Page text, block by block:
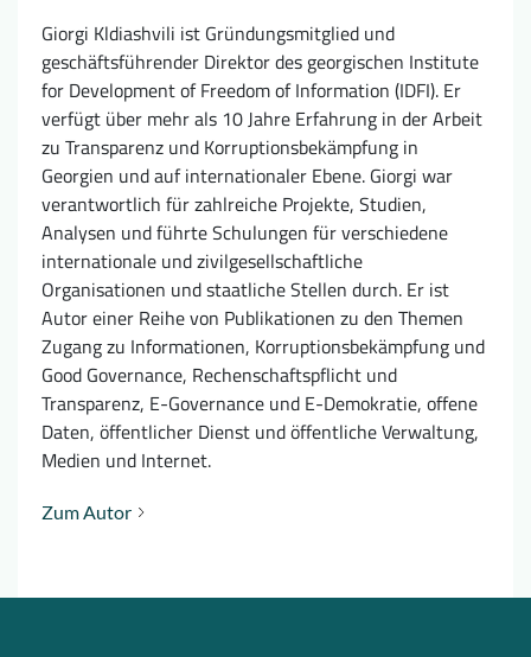
Giorgi Kldiashvili ist Gründungsmitglied und
geschäftsführender Direktor des georgischen Institute
for Development of Freedom of Information (IDFI). Er
verfügt über mehr als 10 Jahre Erfahrung in der Arbeit
zu Transparenz und Korruptionsbekämpfung in
Georgien und auf internationaler Ebene. Giorgi war
verantwortlich für zahlreiche Projekte, Studien,
Analysen und führte Schulungen für verschiedene
internationale und zivilgesellschaftliche
Organisationen und staatliche Stellen durch. Er ist
Autor einer Reihe von Publikationen zu den Themen
Zugang zu Informationen, Korruptionsbekämpfung und
Good Governance, Rechenschaftspflicht und
Transparenz, E-Governance und E-Demokratie, offene
Daten, öffentlicher Dienst und öffentliche Verwaltung,
Medien und Internet.
Zum Autor